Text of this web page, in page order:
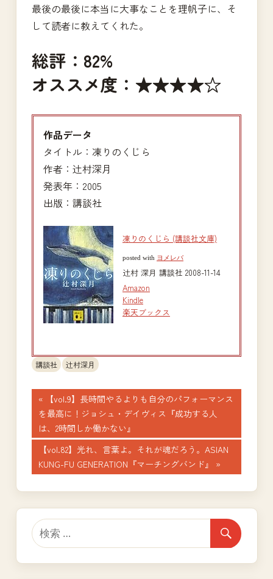
最後の最後に本当に大事なことを理帆子に、そ
して読者に教えてくれた。
総評：82%
オススメ度：★★★★☆
作品データ
タイトル：凍りのくじら
作者：辻村深月
発表年：2005
出版：講談社
凍りのくじら (講談社文庫)
posted with ヨメレバ
辻村 深月 講談社 2008-11-14
Amazon
Kindle
楽天ブックス
講談社 辻村深月
投
稿
ナ
ビ
ゲ
ー
シ
ョ
前
の
記
事:
【vol.9】長時間やるよりも自分のパフォーマンス
を最高に！ジョシュ・デイヴィス『成功する人
は、2時間しか働かない』
次
の
記
事:
【vol.82】光れ、言葉よ。それが魂だろう。ASIAN
KUNG-FU GENERATION『マーチングバンド』